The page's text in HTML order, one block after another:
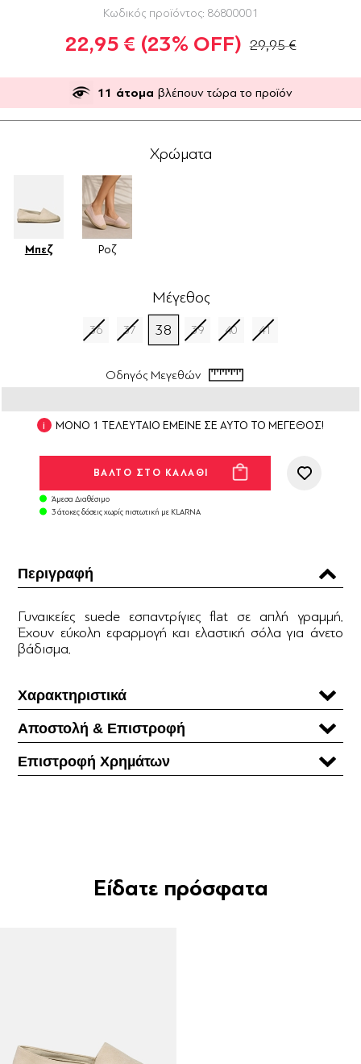
Κωδικός προϊόντος: 86800001
22,95 € (23% OFF) 29,95 €
11 άτομα βλέπουν τώρα το προϊόν
Χρώματα
Μπεζ Ροζ
Μέγεθος
36 37 38 39 40 41
Οδηγός Μεγεθών
ΜΟΝΟ 1 ΤΕΛΕΥΤΑΙΟ ΕΜΕΙΝΕ ΣΕ ΑΥΤΟ ΤΟ ΜΕΓΕΘΟΣ!
Άμεσα Διαθέσιμο
3 άτοκες δόσεις χωρίς πιστωτική με KLARNA
Περιγραφή
Γυναικείες suede εσπαντρίγιες flat σε απλή γραμμή.
Έχουν εύκολη εφαρμογή και ελαστική σόλα για άνετο
βάδισμα.
Χαρακτηριστικά
Αποστολή & Επιστροφή
Επιστροφή Χρηµάτων
Είδατε πρόσφατα